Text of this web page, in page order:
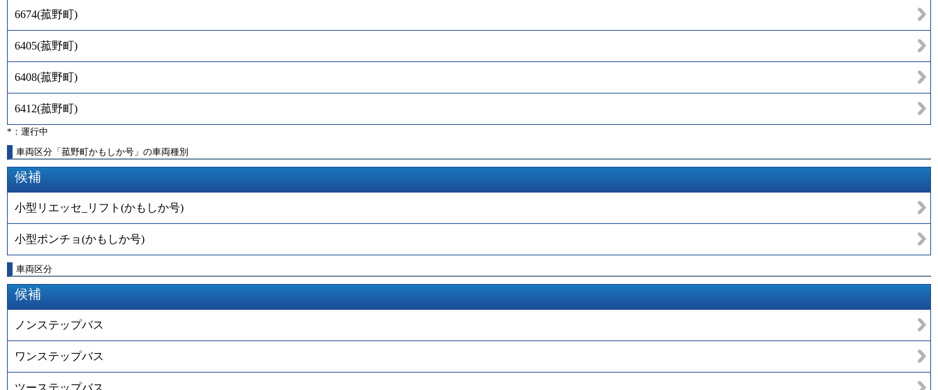
6674(菰野町)
6405(菰野町)
6408(菰野町)
6412(菰野町)
*：運行中
車両区分「菰野町かもしか号」の車両種別
候補
小型リエッセ_リフト(かもしか号)
小型ポンチョ(かもしか号)
車両区分
候補
ノンステップバス
ワンステップバス
ツーステップバス